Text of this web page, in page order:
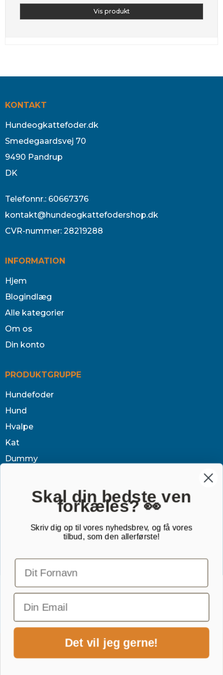
Vis produkt
KONTAKT
Hundeogkattefoder.dk
Smedegaardsvej 70
9490 Pandrup
DK
Telefonnr.: 60667376
kontakt@hundeogkattefodershop.dk
CVR-nummer: 28219288
INFORMATION
Hjem
Blogindlæg
Alle kategorier
Om os
Din konto
PRODUKTGRUPPE
Hundefoder
Hund
Hvalpe
Kat
Dummy
Tøj & jagt
Sovetid
TILMELD NYHEDSBREV
Skal din bedste ven
forkæles? 👀
Skriv dig op til vores nyhedsbrev, og få vores
tilbud, som den allerførste!
Email
Det vil jeg gerne!